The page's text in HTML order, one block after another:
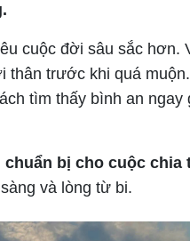
cuộc đời sâu sắc hơn.
trước khi quá
tìm thấy bình an
chuẩn bị cho cuộc chia
và lòng từ bi.